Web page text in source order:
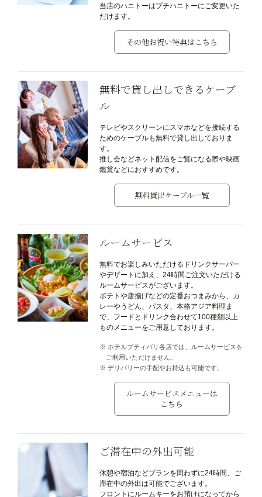
当店のハニトーはプチハニトーにご変更いた
だけます。
その他お祝い特典はこちら
無料で貸し出しできるケーブ
ル
テレビやスクリーンにスマホなどを接続する
ためのケーブルも無料で貸し出しておりま
す。
推し会などネット配信をご覧になる際や映画
鑑賞などにおすすめです。
無料貸出ケーブル一覧
ルームサービス
無料でお楽しみいただけるドリンクサーバー
やデザートに加え、24時間ご注文いただける
ルームサービスがございます。
ポテトや唐揚げなどの定番おつまみから、カ
レーやうどん、パスタ、本格アジア料理ま
で、フードとドリンク合わせて100種類以上
ものメニューをご用意しております。
ホテルプティバリ各店では、ルームサービスを
ご利用いただけません。
デリバリーの手配やお持込も可能です。
ルームサービスメニューは
こちら
ご滞在中の外出可能
休憩や宿泊などプランを問わずに24時間、ご
滞在中の外出は可能でございます。
フロントにルームキーをお預けになってから